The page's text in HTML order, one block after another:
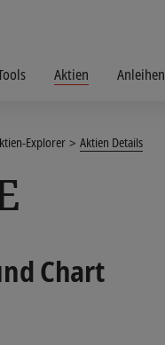
Aktien Anleihen
Explorer Aktien Details
Chart